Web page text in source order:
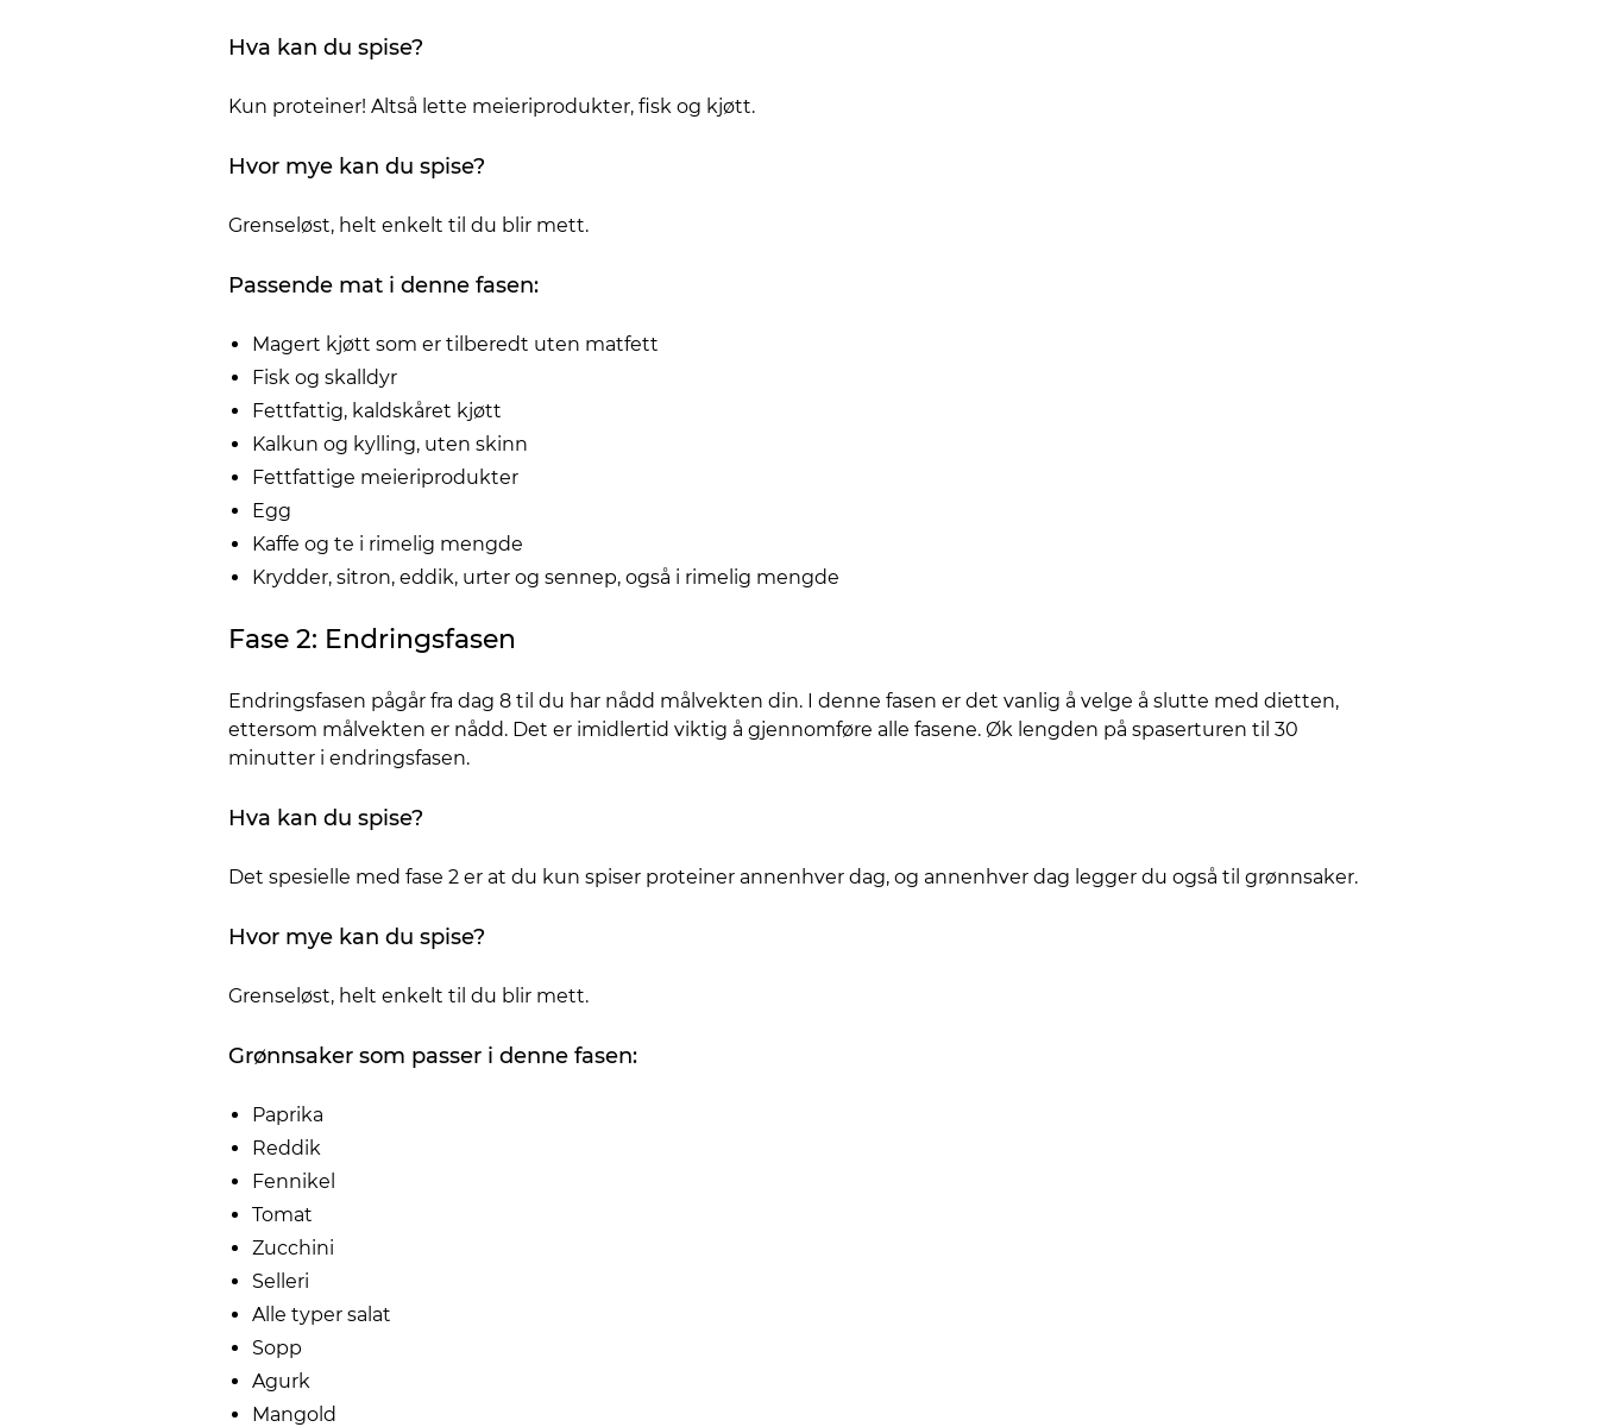
Hva kan du spise?
Kun proteiner! Altså lette meieriprodukter, fisk og kjøtt.
Hvor mye kan du spise?
Grenseløst, helt enkelt til du blir mett.
Passende mat i denne fasen:
Magert kjøtt som er tilberedt uten matfett
Fisk og skalldyr
Fettfattig, kaldskåret kjøtt
Kalkun og kylling, uten skinn
Fettfattige meieriprodukter
Egg
Kaffe og te i rimelig mengde
Krydder, sitron, eddik, urter og sennep, også i rimelig mengde
Fase 2: Endringsfasen
Endringsfasen pågår fra dag 8 til du har nådd målvekten din. I denne fasen er det vanlig å velge å slutte med dietten,
ettersom målvekten er nådd. Det er imidlertid viktig å gjennomføre alle fasene. Øk lengden på spaserturen til 30
minutter i endringsfasen.
Hva kan du spise?
Det spesielle med fase 2 er at du kun spiser proteiner annenhver dag, og annenhver dag legger du også til grønnsaker.
Hvor mye kan du spise?
Grenseløst, helt enkelt til du blir mett.
Grønnsaker som passer i denne fasen:
Paprika
Reddik
Fennikel
Tomat
Zucchini
Selleri
Alle typer salat
Sopp
Agurk
Mangold